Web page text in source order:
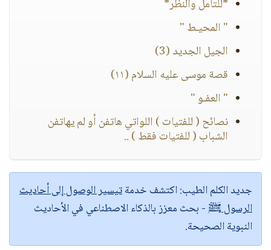
*للتأمل والنظر*
" المحيـط "
الجيل الجديد (3)
قصة موسى عليه السلام (١١)
" العفـو "
نصائح ( للفتيات ) اللواتي هاتفن أو لم يهاتفن
الشباب ( للفتيات فقط ) ..
جديد الكلم الطيب:اكتشف خدمةتيسير الوصول إلى أحاديث
الرسول ﷺ - بحث معزز بالذكاء الاصطناعي في الأحاديث
النبوية الصحيحة.